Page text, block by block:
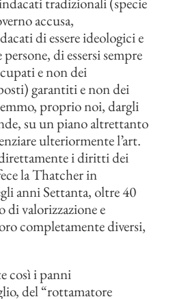
accusa,
di essere ideologici e
di essersi sempre
e non dei
garantiti e non dei
proprio noi, dargli
su un piano altrettanto
ulteriormente l’art.
i diritti dei
la Thatcher in
anni Settanta, oltre 40
di valorizzazione e
completamente diversi,
così i panni
del “rottamatore